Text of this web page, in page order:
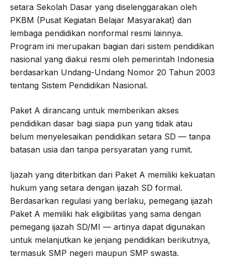
setara Sekolah Dasar yang diselenggarakan oleh
PKBM (Pusat Kegiatan Belajar Masyarakat) dan
lembaga pendidikan nonformal resmi lainnya.
Program ini merupakan bagian dari sistem pendidikan
nasional yang diakui resmi oleh pemerintah Indonesia
berdasarkan Undang-Undang Nomor 20 Tahun 2003
tentang Sistem Pendidikan Nasional.
Paket A dirancang untuk memberikan akses
pendidikan dasar bagi siapa pun yang tidak atau
belum menyelesaikan pendidikan setara SD — tanpa
batasan usia dan tanpa persyaratan yang rumit.
Ijazah yang diterbitkan dari Paket A memiliki kekuatan
hukum yang setara dengan ijazah SD formal.
Berdasarkan regulasi yang berlaku, pemegang ijazah
Paket A memiliki hak eligibilitas yang sama dengan
pemegang ijazah SD/MI — artinya dapat digunakan
untuk melanjutkan ke jenjang pendidikan berikutnya,
termasuk SMP negeri maupun SMP swasta.